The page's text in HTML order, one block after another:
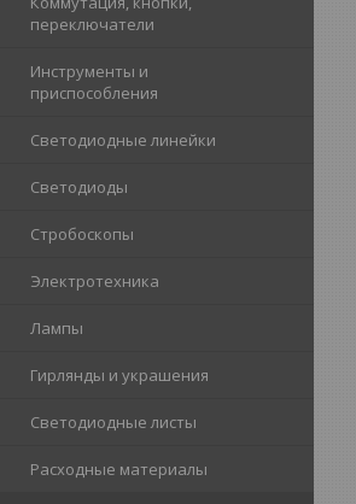
переключатели
Инструменты и
приспособления
Светодиодные линейки
Светодиоды
Стробоскопы
Электротехника
Лампы
Гирлянды и украшения
Светодиодные листы
Расходные материалы